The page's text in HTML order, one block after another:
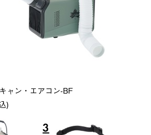
ャン・エアコン-BF
)
3